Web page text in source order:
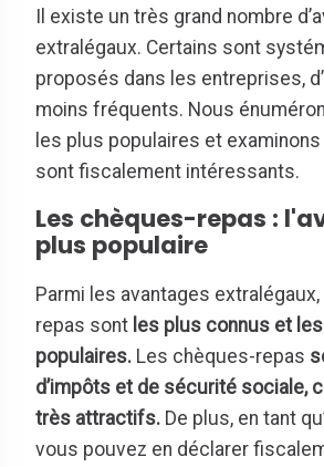
Il existe un très grand nombre
extralégaux. Certains sont
proposés dans les entreprises,
moins fréquents. Nous
les plus populaires et
sont fiscalement intéressants.
Les chèques-repas :
plus populaire
Parmi les avantages
repas sont les plus connus et
populaires. Les chèques-repas
d’impôts et de sécurité sociale,
très attractifs. De plus, en tant
vous pouvez en déclarer